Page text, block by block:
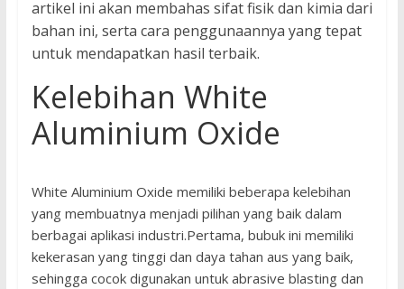
artikel ini akan membahas sifat fisik dan kimia dari
bahan ini, serta cara penggunaannya yang tepat
untuk mendapatkan hasil terbaik.
Kelebihan White
Aluminium Oxide
White Aluminium Oxide memiliki beberapa kelebihan
yang membuatnya menjadi pilihan yang baik dalam
berbagai aplikasi industri.Pertama, bubuk ini memiliki
kekerasan yang tinggi dan daya tahan aus yang baik,
sehingga cocok digunakan untuk abrasive blasting dan